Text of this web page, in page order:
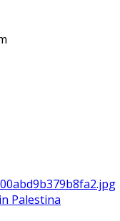
Palestina